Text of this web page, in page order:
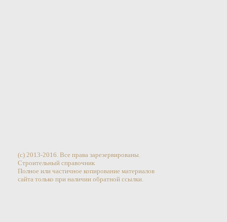
(c) 2013-2016. Все права зарезервированы.
Строительный справочник
Полное или частичное копирование материалов
сайта только при наличии обратной ссылки.